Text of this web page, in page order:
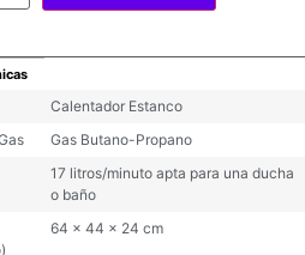
Calentador Estanco
Gas Butano-Propano
17 litros/minuto apta para una ducha
o baño
64 x 44 x 24 cm